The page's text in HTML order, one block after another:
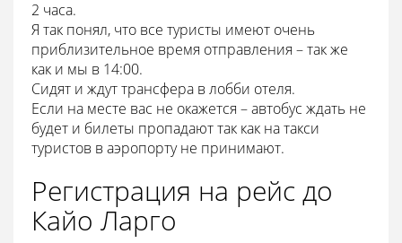
2 часа.
Я так понял, что все туристы имеют очень
приблизительное время отправления – так же
как и мы в 14:00.
Сидят и ждут трансфера в лобби отеля.
Если на месте вас не окажется – автобус ждать не
будет и билеты пропадают так как на такси
туристов в аэропорту не принимают.
Регистрация на рейс до
Кайо Ларго